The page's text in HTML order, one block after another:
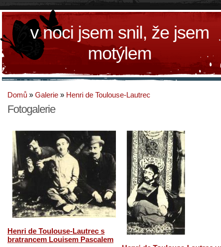
v noci jsem snil, že jsem
motýlem
Domů » Galerie » Henri de Toulouse-Lautrec
Fotogalerie
Henri de Toulouse-Lautrec s
bratrancem Louisem Pascalem